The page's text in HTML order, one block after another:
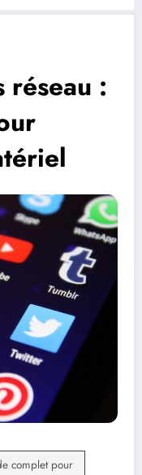
réseau :
complet pour